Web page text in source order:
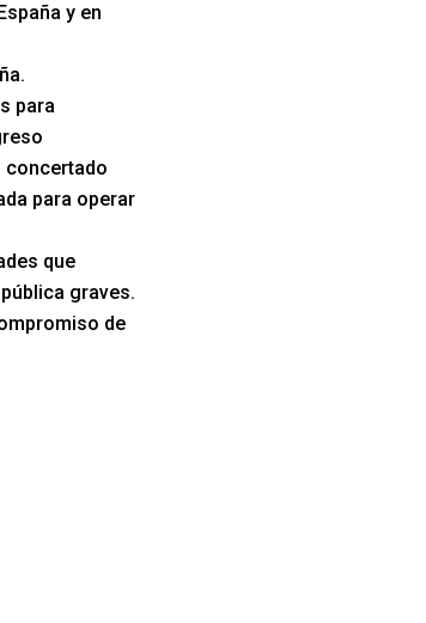
y en
para
concertado
para operar
que
graves.
de